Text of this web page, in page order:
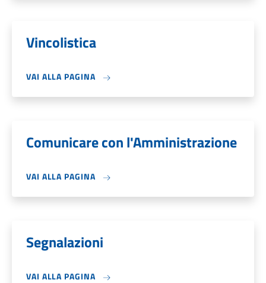
Vincolistica
VAI ALLA PAGINA
Comunicare con l'Amministrazione
VAI ALLA PAGINA
Segnalazioni
VAI ALLA PAGINA